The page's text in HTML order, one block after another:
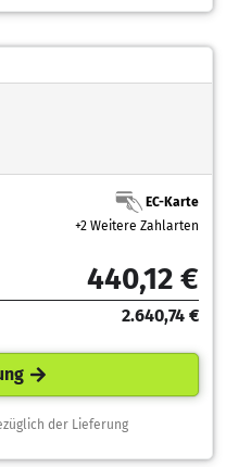
EC-Karte
+2 Weitere Zahlarten
440,12 €
2.640,74 €
der Lieferung